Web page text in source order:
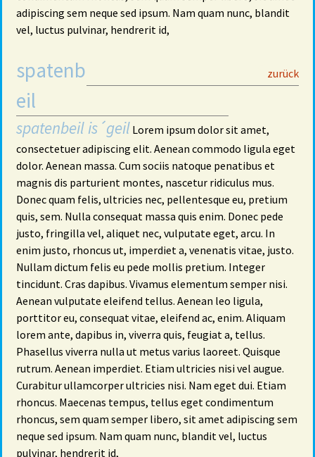
adipiscing sem neque sed ipsum. Nam quam nunc, blandit
vel, luctus pulvinar, hendrerit id,
zurück
spatenb
eil
spatenbeil is´geil Lorem ipsum dolor sit amet,
consectetuer adipiscing elit. Aenean commodo ligula eget
dolor. Aenean massa. Cum sociis natoque penatibus et
magnis dis parturient montes, nascetur ridiculus mus.
Donec quam felis, ultricies nec, pellentesque eu, pretium
quis, sem. Nulla consequat massa quis enim. Donec pede
justo, fringilla vel, aliquet nec, vulputate eget, arcu. In
enim justo, rhoncus ut, imperdiet a, venenatis vitae, justo.
Nullam dictum felis eu pede mollis pretium. Integer
tincidunt. Cras dapibus. Vivamus elementum semper nisi.
Aenean vulputate eleifend tellus. Aenean leo ligula,
porttitor eu, consequat vitae, eleifend ac, enim. Aliquam
lorem ante, dapibus in, viverra quis, feugiat a, tellus.
Phasellus viverra nulla ut metus varius laoreet. Quisque
rutrum. Aenean imperdiet. Etiam ultricies nisi vel augue.
Curabitur ullamcorper ultricies nisi. Nam eget dui. Etiam
rhoncus. Maecenas tempus, tellus eget condimentum
rhoncus, sem quam semper libero, sit amet adipiscing sem
neque sed ipsum. Nam quam nunc, blandit vel, luctus
pulvinar, hendrerit id,